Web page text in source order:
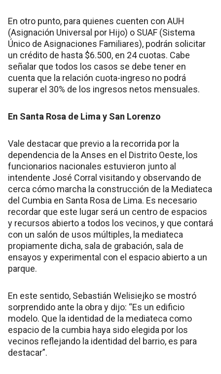
En otro punto, para quienes cuenten con AUH
(Asignación Universal por Hijo) o SUAF (Sistema
Único de Asignaciones Familiares), podrán solicitar
un crédito de hasta $6.500, en 24 cuotas. Cabe
señalar que todos los casos se debe tener en
cuenta que la relación cuota-ingreso no podrá
superar el 30% de los ingresos netos mensuales.
En Santa Rosa de Lima y San Lorenzo
Vale destacar que previo a la recorrida por la
dependencia de la Anses en el Distrito Oeste, los
funcionarios nacionales estuvieron junto al
intendente José Corral visitando y observando de
cerca cómo marcha la construcción de la Mediateca
del Cumbia en Santa Rosa de Lima. Es necesario
recordar que este lugar será un centro de espacios
y recursos abierto a todos los vecinos, y que contará
con un salón de usos múltiples, la mediateca
propiamente dicha, sala de grabación, sala de
ensayos y experimental con el espacio abierto a un
parque.
En este sentido, Sebastián Welisiejko se mostró
sorprendido ante la obra y dijo: “Es un edificio
modelo. Que la identidad de la mediateca como
espacio de la cumbia haya sido elegida por los
vecinos reflejando la identidad del barrio, es para
destacar”.